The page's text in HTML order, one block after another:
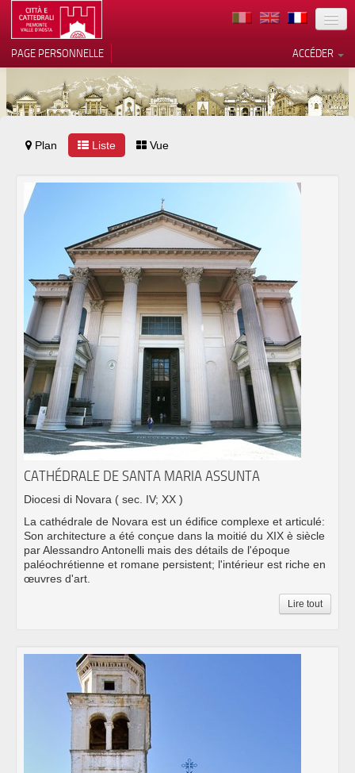
TERRITOIRE
ARCHITECTURE
MUSÉES
EVÉNEMENTS
CONTACTS
PRESS
ACCÉDER
PAGE PERSONNELLE
Plan Liste Vue
CATHÉDRALE DE SANTA MARIA ASSUNTA
Diocesi di Novara ( sec. IV; XX )
La cathédrale de Novara est un édifice complexe et articulé:
Son architecture a été conçue dans la moitié du XIX è siècle
par Alessandro Antonelli mais des détails de l'époque
paléochrétienne et romane persistent; l'intérieur est riche en
œuvres d'art.
Lire tout
Notification lors de la collecte
Vos choix en matière de